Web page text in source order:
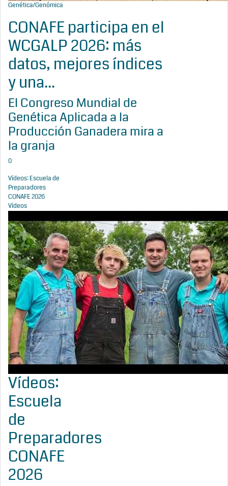
Genética/Genómica
CONAFE participa en el
WCGALP 2026: más
datos, mejores índices
y una...
El Congreso Mundial de
Genética Aplicada a la
Producción Ganadera mira a
la granja
0
Vídeos: Escuela de
Preparadores
CONAFE 2026
Vídeos
Vídeos:
Escuela
de
Preparadores
CONAFE
2026